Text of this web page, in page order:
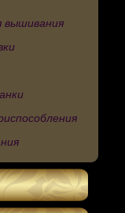
вышивания